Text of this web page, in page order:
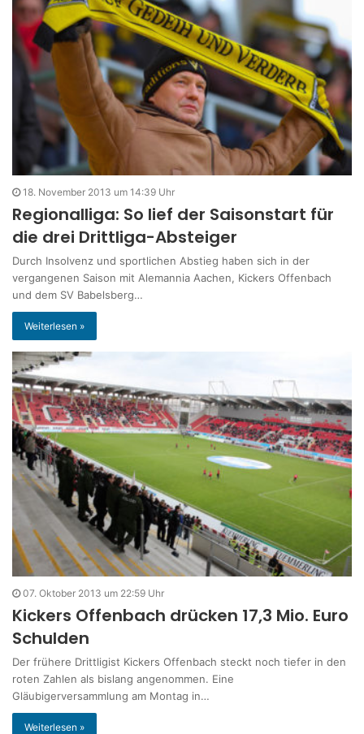
18. November 2013 um 14:39 Uhr
Regionalliga: So lief der Saisonstart für
die drei Drittliga-Absteiger
Durch Insolvenz und sportlichen Abstieg haben sich in der
vergangenen Saison mit Alemannia Aachen, Kickers Offenbach
und dem SV Babelsberg…
Weiterlesen »
07. Oktober 2013 um 22:59 Uhr
Kickers Offenbach drücken 17,3 Mio. Euro
Schulden
Der frühere Drittligist Kickers Offenbach steckt noch tiefer in den
roten Zahlen als bislang angenommen. Eine
Gläubigerversammlung am Montag in…
Weiterlesen »